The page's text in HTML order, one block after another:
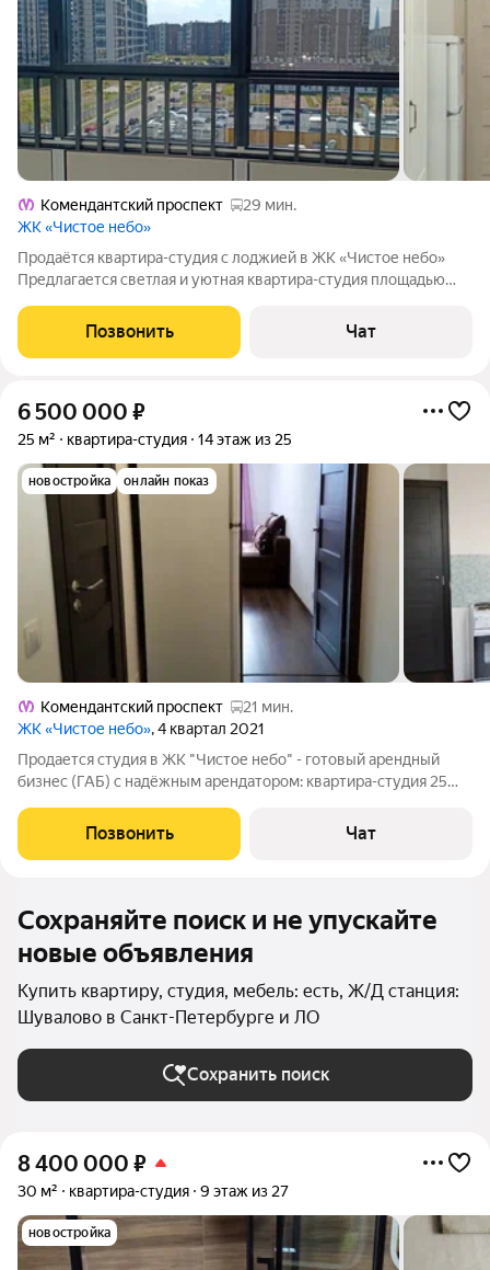
Комендантский проспект
29 мин.
ЖК «Чистое небо»
Продаётся квартира-студия с лоджией в ЖК «Чистое небо»
Предлагается светлая и уютная квартира-студия площадью
«Чистое небо». Преимущества квартиры: Новый качественный
Позвонить Чат
6 500 000 ₽
25 м² квартира-студия 14 этаж из 25
новостройка онлайн показ
Комендантский проспект
21 мин.
ЖК «Чистое небо», 4 квартал 2021
Продается студия в ЖК "Чистое небо" - готовый арендный
бизнес (ГАБ) с надёжным арендатором: квартира-студия 25
корпусе ЖК "Чистое небо". Квартира в отличном жилом
комплексе комфорт-класса с
Позвонить Чат
Сохраняйте поиск и не упускайте
новые объявления
Купить квартиру, студия, мебель: есть, Ж/Д станция:
Шувалово в Санкт-Петербурге и ЛО
Сохранить поиск
8 400 000 ₽
30 м² квартира-студия 9 этаж из 27
новостройка